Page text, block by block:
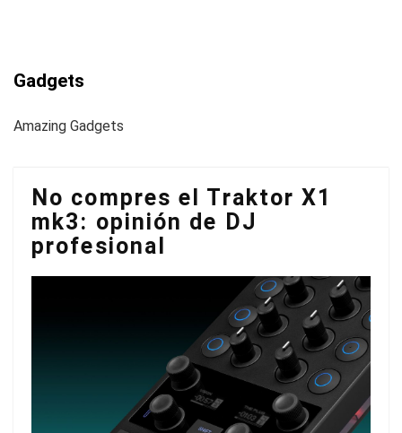
Gadgets
Amazing Gadgets
No compres el Traktor X1
mk3: opinión de DJ
profesional